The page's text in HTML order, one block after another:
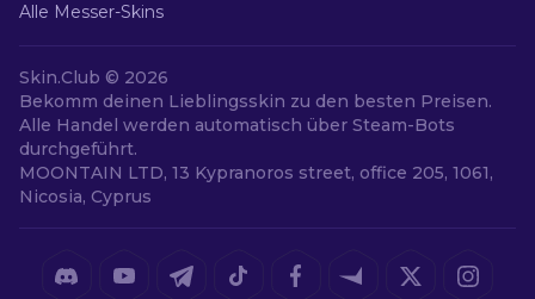
Alle Messer-Skins
Skin.Club © 2026
Bekomm deinen Lieblingsskin zu den besten Preisen.
Alle Handel werden automatisch über Steam-Bots
durchgeführt.
MOONTAIN LTD, 13 Kypranoros street, office 205, 1061,
Nicosia, Cyprus